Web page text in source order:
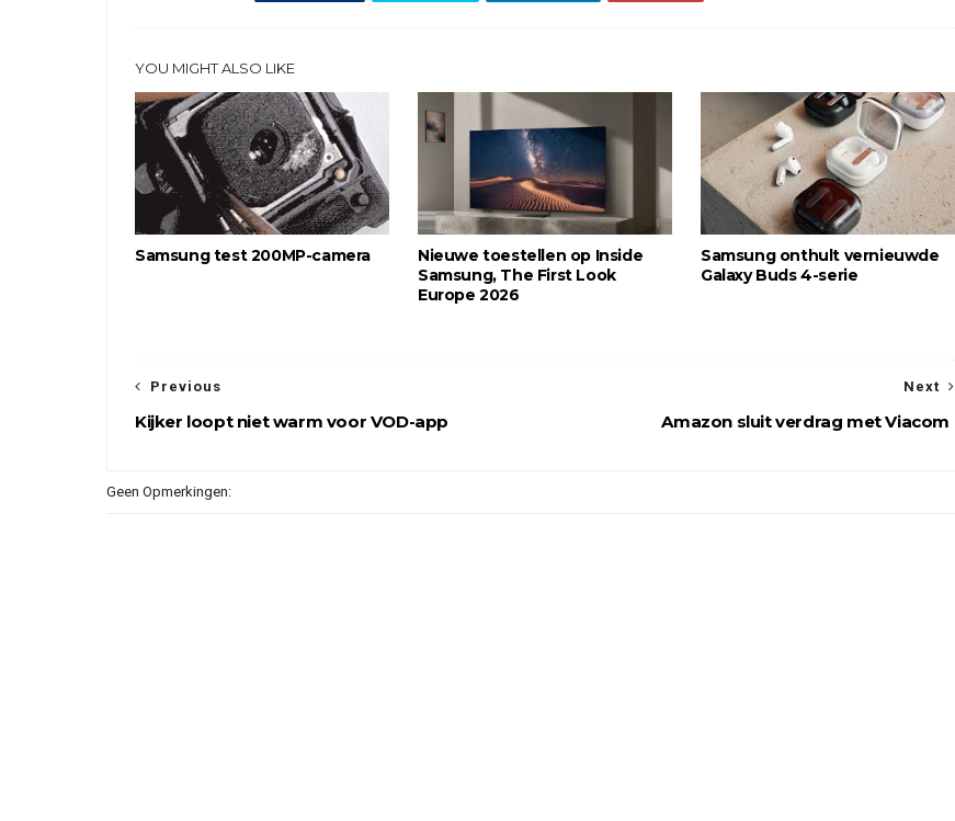
YOU MIGHT ALSO LIKE
Samsung test 200MP-camera
Nieuwe toestellen op Inside
Samsung, The First Look
Europe 2026
Samsung onthult vernieuwde
Galaxy Buds 4-serie
Next
Amazon sluit verdrag met Viacom
Previous
Kijker loopt niet warm voor VOD-app
Geen Opmerkingen: